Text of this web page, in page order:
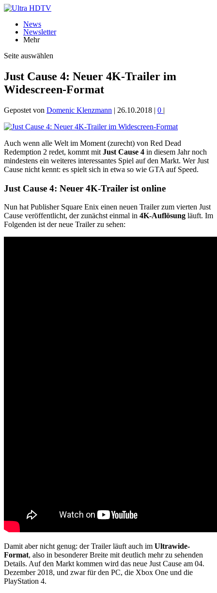
News
Newsletter
Mehr
Seite auswählen
Just Cause 4: Neuer 4K-Trailer im
Widescreen-Format
Gepostet von Domenic Klenzmann | 26.10.2018 | 0 |
Auch wenn alle Welt im Moment (zurecht) von Red Dead
Redemption 2 redet, kommt mit Just Cause 4 in diesem Jahr noch
mindestens ein weiteres interessantes Spiel auf den Markt. Wer Just
Cause nicht kennt: es spielt sich in etwa so wie GTA auf Speed.
Just Cause 4: Neuer 4K-Trailer ist online
Nun hat Publisher Square Enix einen neuen Trailer zum vierten Just
Cause veröffentlicht, der zunächst einmal in 4K-Auflösung läuft. Im
Folgenden ist der neue Trailer zu sehen:
Damit aber nicht genug: der Trailer läuft auch im Ultrawide-
Format, also in besonderer Breite mit deutlich mehr zu sehenden
Details. Auf den Markt kommen wird das neue Just Cause am 04.
Dezember 2018, und zwar für den PC, die Xbox One und die
PlayStation 4.